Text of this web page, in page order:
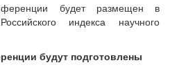
будет размещен в
индекса научного
будут подготовлены